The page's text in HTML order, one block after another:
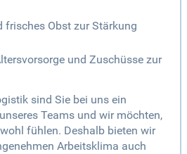
frisches Obst zur Stärkung
und Zuschüsse zur
sind Sie bei uns ein
Teams und wir möchten,
fühlen. Deshalb bieten wir
Arbeitsklima auch